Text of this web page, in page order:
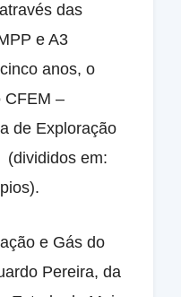
das
e A3
anos, o
CFEM –
de Exploração
(divididos em:
e Gás do
Pereira, da